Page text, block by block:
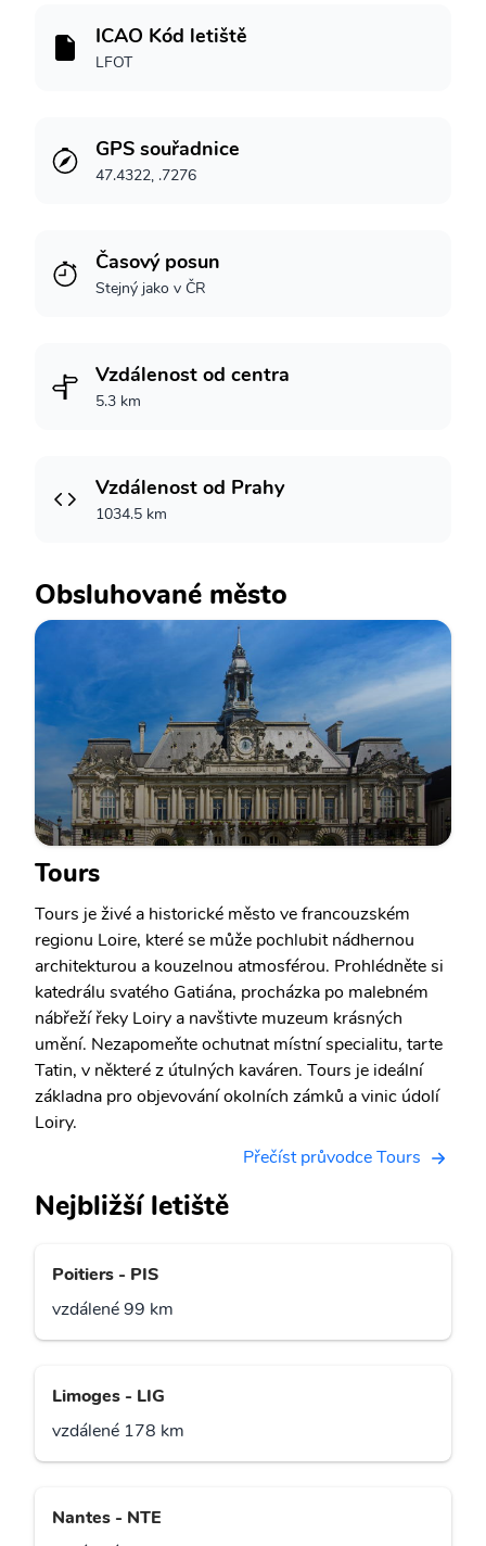
ICAO Kód letiště
LFOT
GPS souřadnice
47.4322, .7276
Časový posun
Stejný jako v ČR
Vzdálenost od centra
5.3 km
Vzdálenost od Prahy
1034.5 km
Obsluhované město
Tours
Tours je živé a historické město ve francouzském
regionu Loire, které se může pochlubit nádhernou
architekturou a kouzelnou atmosférou. Prohlédněte si
katedrálu svatého Gatiána, procházka po malebném
nábřeží řeky Loiry a navštivte muzeum krásných
umění. Nezapomeňte ochutnat místní specialitu, tarte
Tatin, v některé z útulných kaváren. Tours je ideální
základna pro objevování okolních zámků a vinic údolí
Loiry.
Přečíst průvodce Tours
Nejbližší letiště
Poitiers - PIS
vzdálené 99 km
Limoges - LIG
vzdálené 178 km
Nantes - NTE